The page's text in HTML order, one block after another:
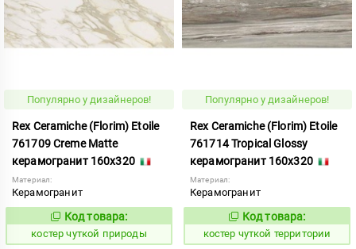
Популярно у дизайнеров!
Rex Ceramiche (Florim) Etoile
761709 Creme Matte
керамогранит 160x320
Материал:
Керамогранит
811600
Код товара:
костер чуткой природы
Популярно у дизайнеров!
Rex Ceramiche (Florim) Etoile
761714 Tropical Glossy
керамогранит 160x320
Материал:
Керамогранит
811604
Код товара:
костер чуткой территории